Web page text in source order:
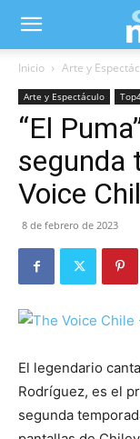
Inicio Arte y
Arte y Espectáculo
“El
segunda
Voice
8 de febrero de 2023
El legendario
Rodríguez, es el
segunda